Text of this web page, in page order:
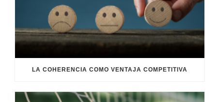
LA COHERENCIA COMO VENTAJA COMPETITIVA